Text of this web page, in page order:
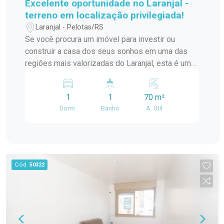
Excelente oportunidade no Laranjal -
terreno em localização privilegiada!
Laranjal - Pelotas/RS
Se você procura um imóvel para investir ou
construir a casa dos seus sonhos em uma das
regiões mais valorizadas do Laranjal, esta é uma
alta, fora de zonas alagadiças, este imóvel está
em uma rua tranquila e com fácil acesso aos
principais pontos do bairro, oferecendo
proporcionando espaço ideal para um novo
projeto residencial ou para quem deseja
modernizar a construção existente de acordo
com seu estilo e necessidades. O grande
diferencial deste imóvel está justamente na
combinação entre a excelente localização e o
1
Dorm.
1
Banho
70 m²
A. Útil
Cód. 50322